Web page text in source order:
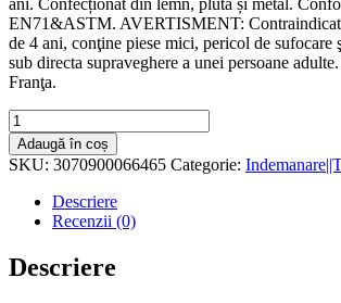
ani. Confecționat din lemn, plută și metal.
EN71&ASTM. AVERTISMENT:
de 4 ani, conţine piese mici, pericol de sufocare
sub directa supraveghere a unei persoane
Franţa.
Cantitate
Roboti
de
asamblat
Adaugă în coș
SKU: 3070900066465 Categorie:
Descriere
Recenzii (0)
Descriere